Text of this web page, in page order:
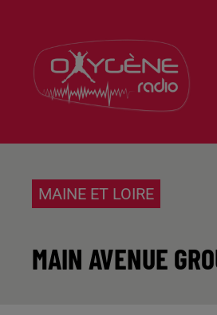
MAINE ET LOIRE
MAIN AVENUE